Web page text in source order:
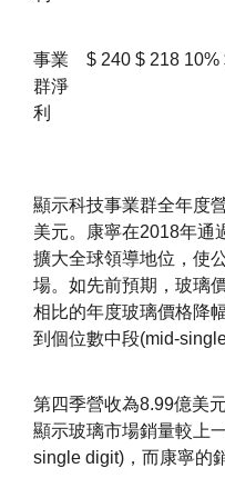
事業
群淨
利
$ 240 $ 218 10%
顯示科技事業群全年度
美元。康寧在2018年通
擴大全球領導地位，使
場。如先前預期，玻璃
相比的年度玻璃價格降
到個位數中段(mid-
第四季營收為8.99億美
顯示玻璃市場銷量較上
single digit)，而康寧的